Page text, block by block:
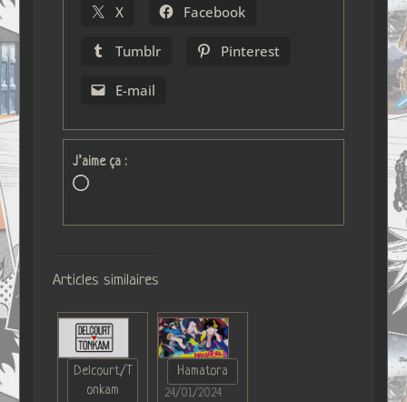
X Facebook
Tumblr Pinterest
E-mail
J’aime ça :
Chargement…
Articles similaires
Delcourt/T
onkam
Hamatora
24/01/2024